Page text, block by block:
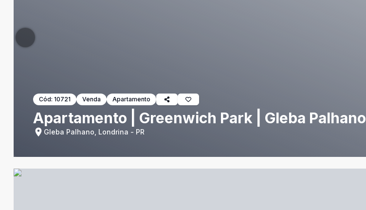
Cód: 10721 Venda Apartamento
Apartamento | Greenwich Park | Gleba Palhano
Gleba Palhano, Londrina - PR